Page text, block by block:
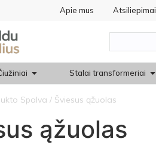
Apie mus Atsiliepimai
Stalai transformeriai
Spalva / Šviesus ąžuolas
ąžuolas